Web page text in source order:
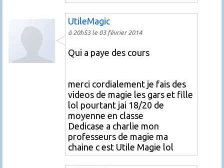
UtileMagic
à 20h53 le 03 février 2014
Qui a paye des cours
merci cordialement je fais des
videos de magie les gars et fille
lol pourtant jai 18/20 de
moyenne en classe
Dedicase a charlie mon
professeurs de magie ma
chaine c est Utile Magie lol